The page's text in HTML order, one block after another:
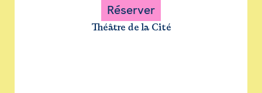
Réserver
Théâtre de la Cité